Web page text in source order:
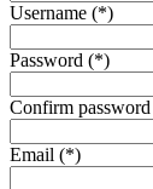
Username (*)
Password (*)
Confirm password
Email (*)